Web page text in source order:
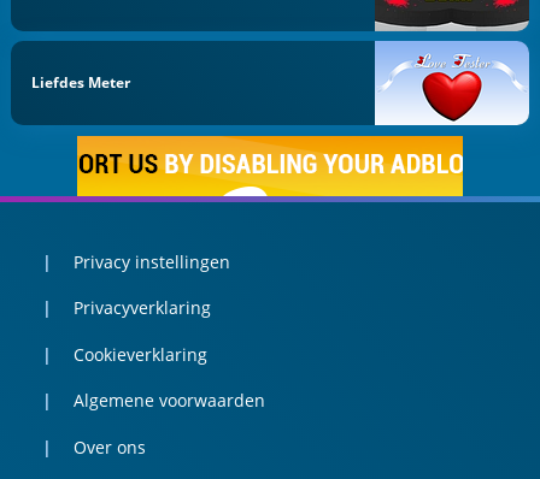
Liefdes Meter
Privacy instellingen
Privacyverklaring
Cookieverklaring
Algemene voorwaarden
Over ons